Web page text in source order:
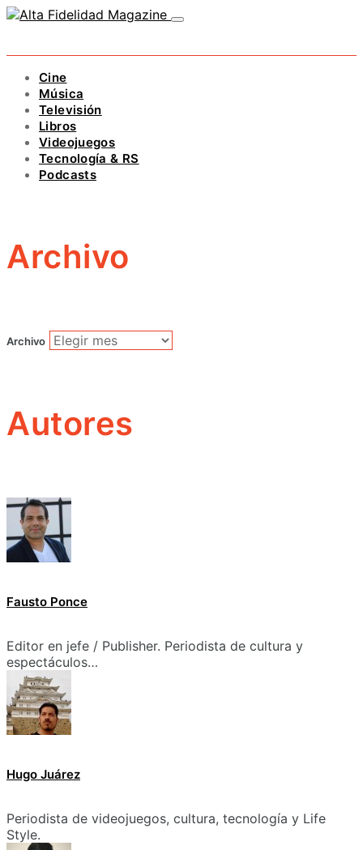
Cine
Música
Televisión
Libros
Videojuegos
Tecnología & RS
Podcasts
Archivo
Archivo
Autores
Fausto Ponce
Editor en jefe / Publisher. Periodista de cultura y
espectáculos…
Hugo Juárez
Periodista de videojuegos, cultura, tecnología y Life
Style.